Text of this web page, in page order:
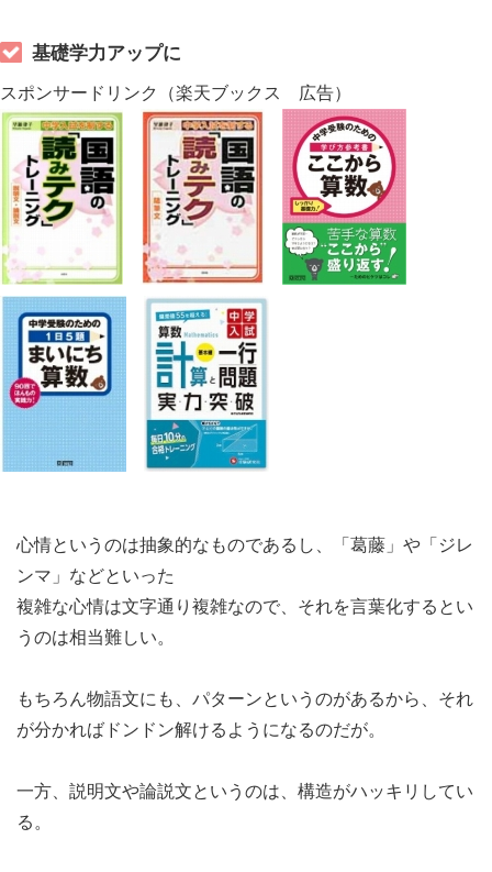
基礎学力アップに
スポンサードリンク（楽天ブックス 広告）
心情というのは抽象的なものであるし、「葛藤」や「ジレ
ンマ」などといった
複雑な心情は文字通り複雑なので、それを言葉化するとい
うのは相当難しい。
もちろん物語文にも、パターンというのがあるから、それ
が分かればドンドン解けるようになるのだが。
一方、説明文や論説文というのは、構造がハッキリしてい
る。